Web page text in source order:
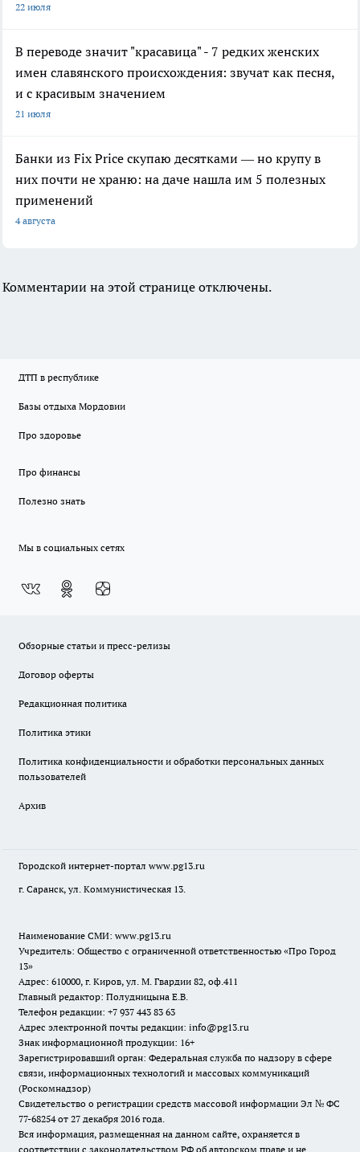
22 июля
В переводе значит "красавица" - 7 редких женских
имен славянского происхождения: звучат как песня,
и с красивым значением
21 июля
Банки из Fix Price скупаю десятками — но крупу в
них почти не храню: на даче нашла им 5 полезных
применений
4 августа
Комментарии на этой странице отключены.
ДТП в республике
Базы отдыха Мордовии
Про здоровье
Про финансы
Полезно знать
Мы в социальных сетях
Обзорные статьи и пресс-релизы
Договор оферты
Редакционная политика
Политика этики
Политика конфиденциальности и обработки персональных данных
пользователей
Архив
Городской интернет-портал www.pg13.ru
г. Саранск, ул. Коммунистическая 13.
Наименование СМИ: www.pg13.ru
Учредитель: Общество с ограниченной ответственностью «Про Город
13»
Адрес: 610000, г. Киров, ул. М. Гвардии 82, оф.411
Главный редактор: Полудницына Е.В.
Телефон редакции: +7 937 443 83 63
Адрес электронной почты редакции: info@pg13.ru
Знак информационной продукции: 16+
Зарегистрировавший орган: Федеральная служба по надзору в сфере
связи, информационных технологий и массовых коммуникаций
(Роскомнадзор)
Свидетельство о регистрации средств массовой информации Эл № ФС
77-68254 от 27 декабря 2016 года.
Вся информация, размещенная на данном сайте, охраняется в
соответствии с законодательством РФ об авторском праве и не